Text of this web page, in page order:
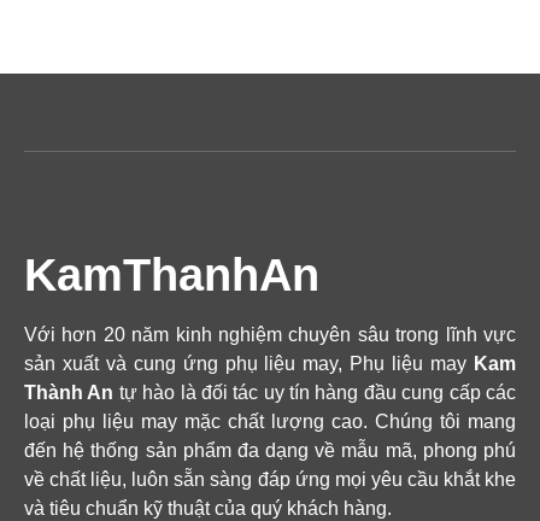
KamThanhAn
Với hơn 20 năm kinh nghiệm chuyên sâu trong lĩnh vực
sản xuất và cung ứng phụ liệu may, Phụ liệu may Kam
Thành An tự hào là đối tác uy tín hàng đầu cung cấp các
loại phụ liệu may mặc chất lượng cao. Chúng tôi mang
đến hệ thống sản phẩm đa dạng về mẫu mã, phong phú
về chất liệu, luôn sẵn sàng đáp ứng mọi yêu cầu khắt khe
và tiêu chuẩn kỹ thuật của quý khách hàng.